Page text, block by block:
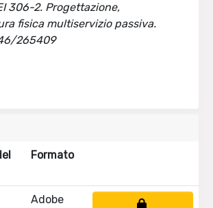
306-2. Progettazione,
fisica multiservizio passiva.
265409
Formato
Adobe